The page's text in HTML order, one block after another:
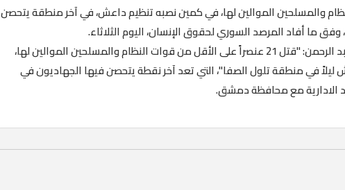
النظام والمسلحين الموالين لها، في كمين نصبه تنظيم داعش، في آخر منطقة يتحصن
ما أفاد المرصد السوري لحقوق الإنسان، اليوم الثلاثاء.
وقال مدير المرصد رامي عبد الرحمن: "قتل 21 عنصراً على الأقل من قوات النظام والمسلحين الموالين لها،
في منطقة تلول الصفا"، التي تعد آخر نقطة يتحصن فيها الجهاديون في
الادارية مع محافظة دمشق.